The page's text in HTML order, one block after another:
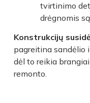
tvirtinimo
drėgnomis
Konstrukcijų
pagreitina sandėlio
dėl to reikia
remonto.